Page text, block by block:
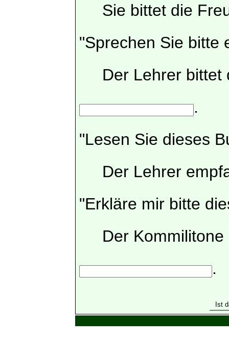
Sie bittet die
"Sprechen Sie bitte
Der Lehrer bittet
.
"Lesen Sie dieses
Der Lehrer
"Erkläre mir bitte
Der Kommilitone
.
Ist